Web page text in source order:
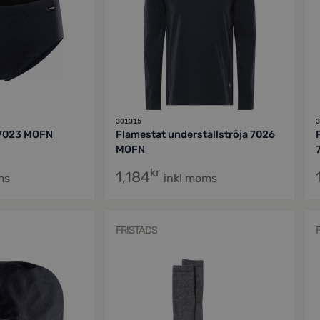
MOFN
301315
Flamestat underställströja 7026
MOFN
1,184kr inkl moms
FRISTADS